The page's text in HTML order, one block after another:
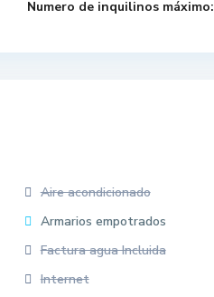
Numero de inquilinos máximo:
Aire acondicionado
Armarios empotrados
Factura agua Incluida
Internet